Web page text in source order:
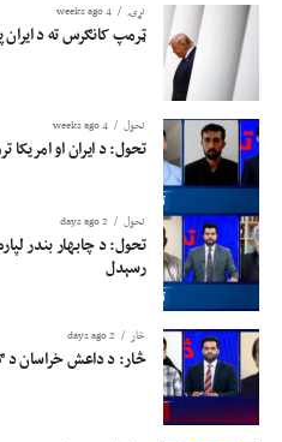
نړۍ 4 weeks ago
ټرمپ کانګرس ته د ایران
تحول 4 weeks ago
تحول: د ایران او امریکا
تحول 2 days ago
تحول: د چابهار بندر
رسېدل
څار 2 days ago
څار: د داعش خراسان د